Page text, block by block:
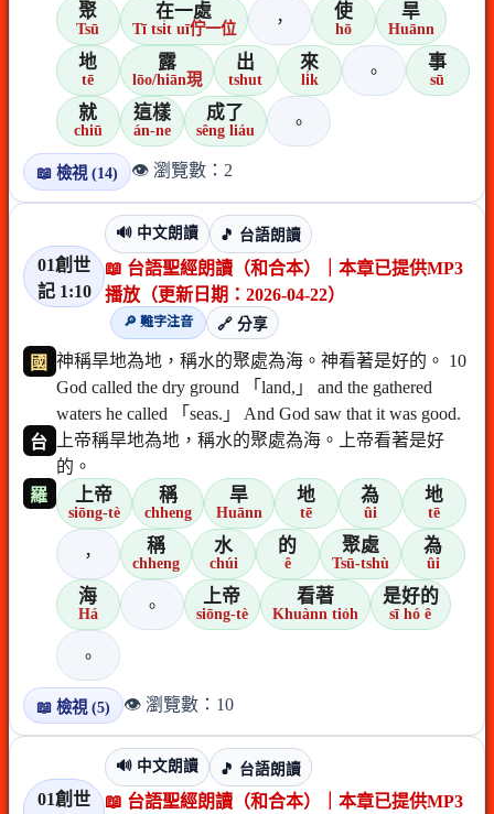
聚
Tsū
在一處
Tī tsi̍t uī佇一位 ， 使
hō
旱
Huānn
地
tē
露
lōo/hiān現
出
tshut
來
li̍k 。 事
sū
就
chiū
這樣
án-ne
成了
sêng liáu 。
📖 檢視 (14) 👁️ 瀏覽數：2
01創世
記 1:10
🔊 中文朗讀 🎵 台語朗讀
📖 台語聖經朗讀（和合本）｜本章已提供MP3
播放（更新日期：2026-04-22）
🔎 難字注音
🔗 分享
國 神稱旱地為地，稱水的聚處為海。神看著是好的。 10
God called the dry ground 「land,」 and the gathered
waters he called 「seas.」 And God saw that it was good.
台
上帝稱旱地為地，稱水的聚處為海。上帝看著是好
的。
羅
上帝
siōng-tè
稱
chheng
旱
Huānn
地
tē
為
ûi
地
tē
， 稱
chheng
水
chúi
的
ê
聚處
Tsū-tshù
為
ûi
海
Há 。 上帝
siōng-tè
看著
Khuànn tio̍h
是好的
sī hó ê
。
📖 檢視 (5) 👁️ 瀏覽數：10
01創世
🔊 中文朗讀 🎵 台語朗讀
📖 台語聖經朗讀（和合本）｜本章已提供MP3